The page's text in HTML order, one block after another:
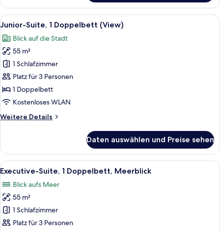
Zimmer,
1 King-
Bett,
Alle
Fotos
für
Junior-
Suite,
1
Doppelbett
(View)
Ein modernes Wohnzimmer mit
9
Junior-Suite, 1 Doppelbett (View)
Blick auf die Stadt
55 m²
1 Schlafzimmer
Platz für 3 Personen
1 Doppelbett
Kostenloses WLAN
Weitere Details
Weitere
Suite,
Doppelbett
Daten auswählen und Preise sehen
Alle
Fotos
für
Executive-
Suite,
1
Blick auf das Wasserufer mit einem
12
Executive-Suite, 1 Doppelbett, Meerblick
Blick aufs Meer
55 m²
1 Schlafzimmer
Platz für 3 Personen